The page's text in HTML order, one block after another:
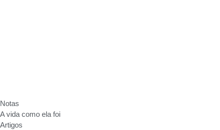
Notas
A vida como ela foi
Artigos